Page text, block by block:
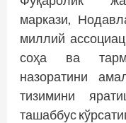
маркази,
миллий
соҳа ва
назоратини
тизимини
ташаббус